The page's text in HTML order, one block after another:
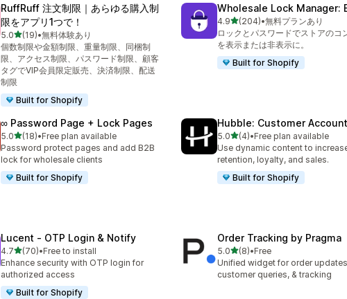
RuffRuff 注文制限｜あらゆる購入制
限をアプリ1つで！
5.05つ星中
(19)
合計レビュー数：19件
•無料体験あり
個数制限や金額制限、重量制限、同梱制
限、アクセス制限、パスワード制限、顧客
タグでVIP会員限定販売、決済制限、配送
制限
Built for Shopify
Wholesale Lock Manager:
4.95つ星中
(204)
合計レビュー数：204件
•無料プランあり
ロックとパスワードでストアのコ
を表示または非表示に。
Built for Shopify
∞ Password Page + Lock Pages
5.05つ星中
(18)
合計レビュー数：18件
•Free plan available
Password protect pages and add B2B
lock for wholesale clients
Built for Shopify
Hubble: Customer
5.05つ星中
(4)
合計レビュー数：4件
•Free plan available
Use dynamic content to
retention, loyalty, and sales.
Built for Shopify
Lucent ‑ OTP Login & Notify
4.75つ星中
(70)
合計レビュー数：70件
•Free to install
Enhance security with OTP login for
authorized access
Built for Shopify
Order Tracking by Pragma
5.05つ星中
(8)
合計レビュー数：8件
•Free
Unified widget for order
customer queries, & tracking